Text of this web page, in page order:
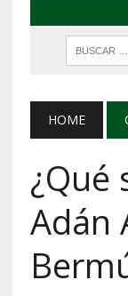
HOME
¿Qué
Adán